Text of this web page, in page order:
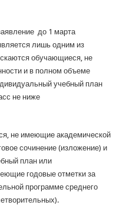
до 1 марта
лишь одним из
обучающиеся, не
и в полном объеме
учебный план
не ниже
не имеющие академической
сочинение (изложение) и
план или
годовые отметки за
программе среднего